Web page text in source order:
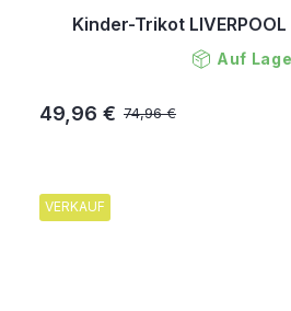
Kinder-Trikot
Auf
74,96 €
49,96 €
VERKAUF